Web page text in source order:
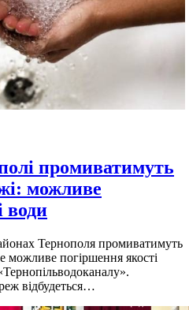
промиватимуть
можливе
води
Тернополя промиватимуть
можливе погіршення якості
відбудеться…